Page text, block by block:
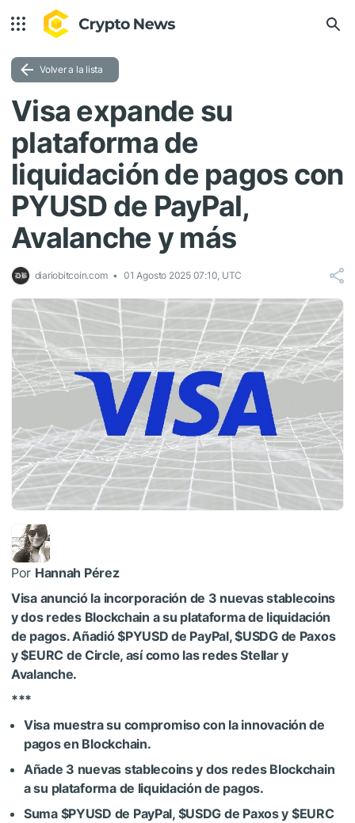
Volver a la lista
Visa expande su
plataforma de
liquidación de pagos con
PYUSD de PayPal,
Avalanche y más
diariobitcoin.com 01 Agosto 2025 07:10, UTC
Por Hannah Pérez
Visa anunció la incorporación de 3 nuevas stablecoins
y dos redes Blockchain a su plataforma de liquidación
de pagos. Añadió$PYUSD de PayPal,$USDGde Paxos
y$EURC de Circle, así como las redes Stellar y
Avalanche.
***
Visa muestra su compromiso con la innovación de
pagos en Blockchain.
Añade 3 nuevas stablecoins y dos redes Blockchain
a su plataforma de liquidación de pagos.
Suma $PYUSD de PayPal, $USDG de Paxos y $EURC